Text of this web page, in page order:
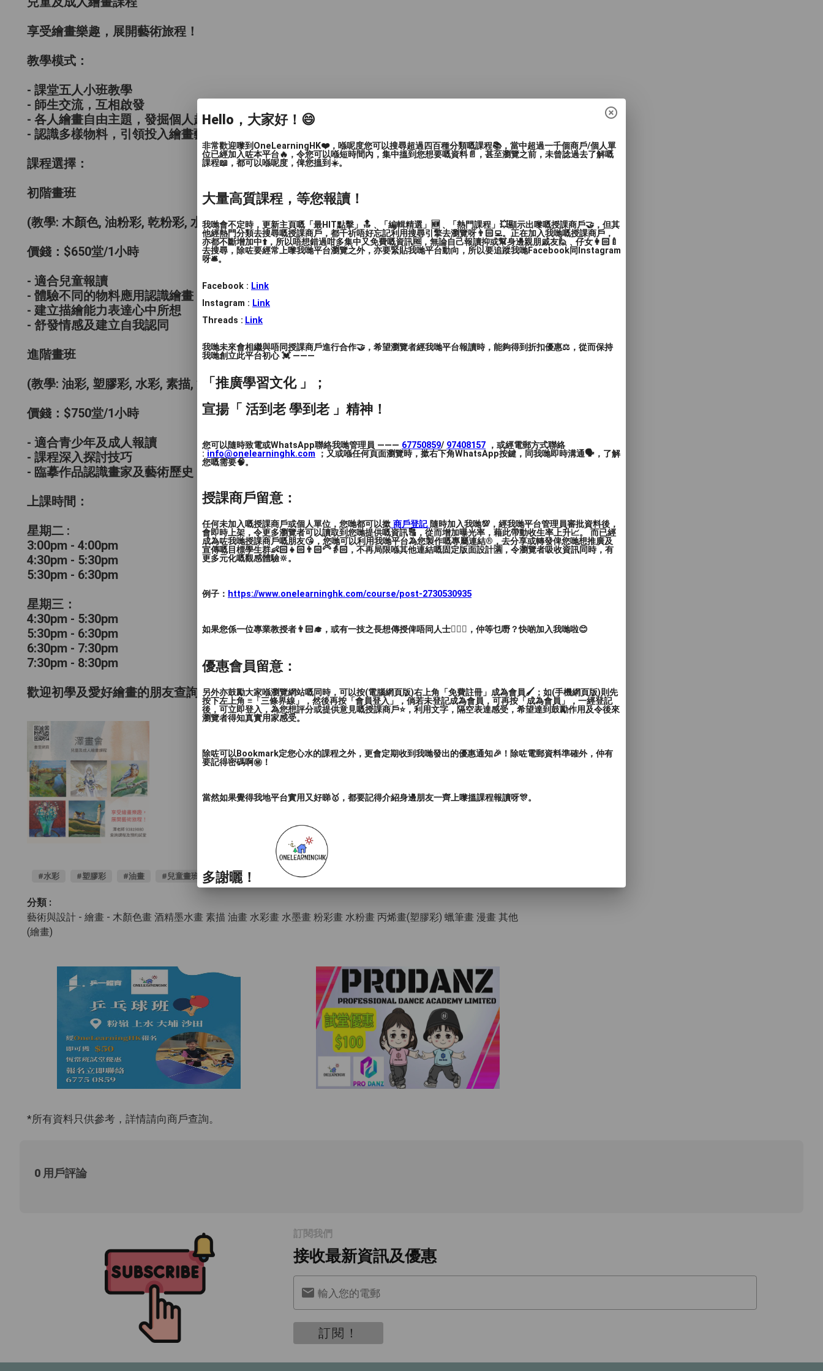
享受繪畫樂趣，展開藝術旅程！
教學模式：
- 課堂五人小班教學
- 師生交流，互相啟發
- 各人繪畫自由主題，發掘個人趣味
- 認識多樣物料，引領投入繪畫藝術
課程選擇：
初階畫班
(教學: 木顏色, 油粉彩, 乾粉彩, 水筆, 廣告彩)
價錢：$650堂/1小時
- 適合兒童報讀
- 體驗不同的物料應用認識繪畫
- 建立描繪能力表達心中所想
- 舒發情感及建立自我認同
進階畫班
(教學: 油彩, 塑膠彩, 水彩, 素描, 漫畫)
價錢：$750堂/1小時
- 適合青少年及成人報讀
- 課程深入探討技巧
- 臨摹作品認識畫家及藝術歷史，培養審美和鑑賞能力
上課時間：
星期二 :
3:00pm - 4:00pm
4:30pm - 5:30pm
5:30pm - 6:30pm
星期三：
4:30pm - 5:30pm
5:30pm - 6:30pm
6:30pm - 7:30pm
7:30pm - 8:30pm
歡迎初學及愛好繪畫的朋友查詢，敬請預約。
#水彩 #塑膠彩 #油畫 #兒童畫班 #成人畫班 #恆常畫班
分類 :
藝術與設計 - 繪畫 - 木顏色畫 酒精墨水畫 素描 油畫 水彩畫 水墨畫 粉彩畫 水粉畫 丙烯畫(塑膠彩) 蠟筆畫 漫畫 其他
(繪畫)
*所有資料只供參考，詳情請向商戶查詢。
0 用戶評論
訂閱我們
接收最新資訊及優惠
輸入您的電郵
訂閱！
Hello，大家好！😄
非常歡迎嚟到OneLearningHK❤️，喺呢度您可以搜尋超過四百種分類嘅課程📚，當中超過一千個商戶/個人單
位已經加入咗本平台🔥，令您可以喺短時間內，集中搵到您想要嘅資料📄，甚至瀏覽之前，未曾諗過去了解嘅
課程📖，都可以喺呢度，俾您搵到☀️。
大量高質課程，等您報讀！
我哋會不定時，更新主頁嘅「最HIT點擊」🔝﹑「編輯精選」🆕﹑「熱門課程」💥顯示出嚟嘅授課商戶🤝，但其
他經熱門分類去搜尋嘅授課商戶，都千祈唔好忘記利用搜尋引擎去瀏覽呀👨🏻‍💻。正在加入我哋嘅授課商戶，
亦都不斷增加中⬆️，所以唔想錯過咁多集中又免費嘅資訊🆓，無論自己報讀抑或幫身邊親朋戚友🙋﹑仔女👩🏻‍🍼
去搜尋，除咗要經常上嚟我哋平台瀏覽之外，亦要緊貼我哋平台動向，所以要追蹤我哋Facebook同Instagram
呀🛎️。
Facebook : Link
Instagram : Link
Threads : Link
我哋未來會相繼與唔同授課商戶進行合作🤝，希望瀏覽者經我哋平台報讀時，能夠得到折扣優惠⚖️，從而保持
我哋創立此平台初心 💓 ———
「推廣學習文化 」；
宣揚「 活到老 學到老 」精神！
您可以隨時致電或WhatsApp聯絡我哋管理員 ——— 67750859/ 97408157 ，或經電郵方式聯絡
: info@onelearninghk.com ；又或喺任何頁面瀏覽時，撳右下角WhatsApp按鍵，同我哋即時溝通🗣️，了解
您嘅需要🧠。
授課商戶留意：
任何未加入嘅授課商戶或個人單位，您哋都可以撳 商戶登記 隨時加入我哋💯，經我哋平台管理員審批資料後，
會即時上架，令更多瀏覽者可以讀取到您哋提供嘅資訊🔠，從而增加曝光率，藉此帶動收生率上升📈。 而已經
成為咗我哋授課商戶嘅朋友😘，您哋可以利用我哋平台為您製作嘅專屬連結®️，去分享或轉發俾您哋想推廣及
宣傳嘅目標學生群👶🏻👧🏻👨🏻‍🦳👵🏻，不再局限喺其他連結嘅固定版面設計🈵，令瀏覽者吸收資訊同時，有
更多元化嘅觀感體驗🔆。
例子： https://www.onelearninghk.com/course/post-2730530935
如果您係一位專業教授者👨🏻‍🎓，或有一技之長想傳授俾唔同人士🙋🏻‍♂️，仲等乜嘢？快啲加入我哋啦😊
優惠會員留意：
另外亦鼓勵大家喺瀏覽網站嘅同時，可以按(電腦網頁版)右上角「免費註冊」成為會員🖌️；如(手機網頁版)則先
按下左上角 ≡「三條界線」，然後再按「會員登入」，倘若未登記成為會員，可再按「成為會員」，一經登記
後，可立即登入，為您想評分或提供意見嘅授課商戶⭐️，利用文字，隔空表達感受，希望達到鼓勵作用及令後來
瀏覽者得知真實用家感受。
除咗可以Bookmark定您心水的課程之外，更會定期收到我哋發出的優惠通知🎉！除咗電郵資料準確外，仲有
要記得密碼啊㊙️！
當然如果覺得我地平台實用又好睇🥇，都要記得介紹身邊朋友一齊上嚟搵課程報讀呀🎊。
多謝曬！